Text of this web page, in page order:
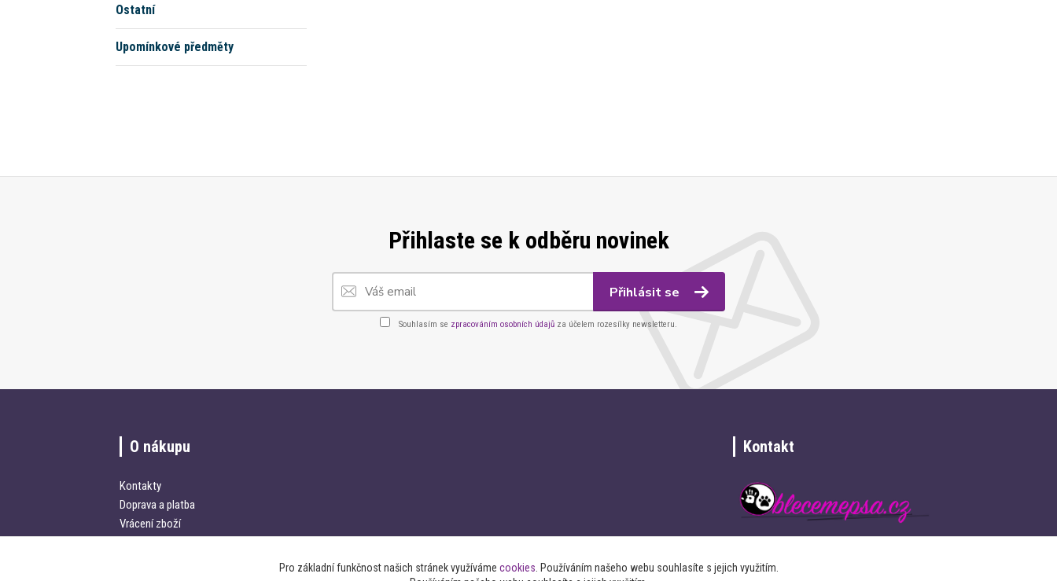
Ostatní
Upomínkové předměty
Přihlaste se k odběru novinek
Přihlásit se
Souhlasím se zpracováním osobních údajů za účelem rozesílky newsletteru.
O nákupu
Kontakty
Doprava a platba
Vrácení zboží
Kontakt
Pro základní funkčnost našich stránek využíváme cookies . Používáním našeho webu souhlasíte s jejich využitím.